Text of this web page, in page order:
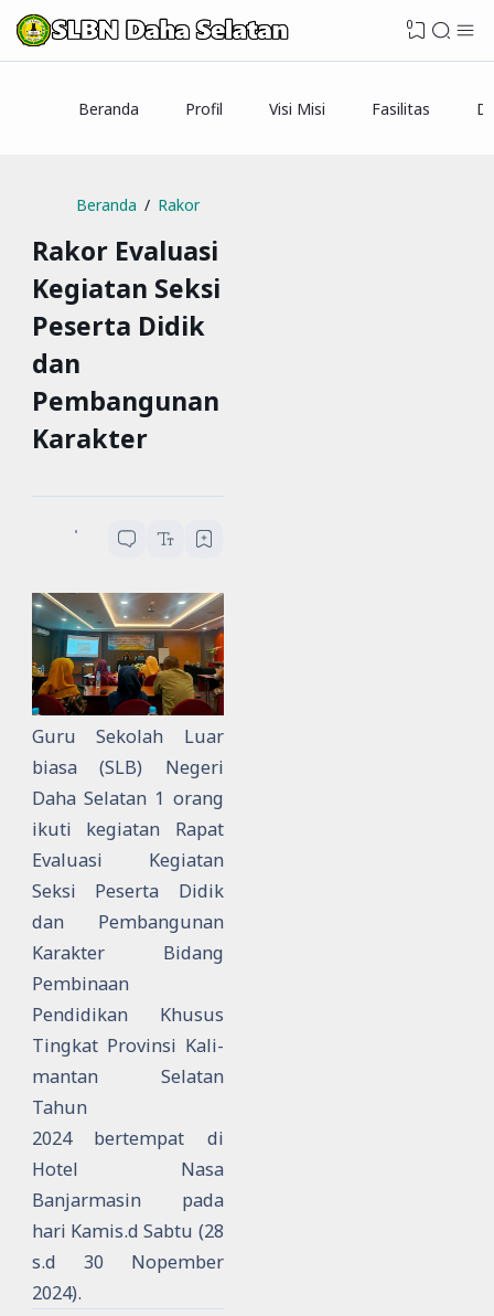
0
Beranda Profil Visi Misi Fasilitas
Beranda Rakor
Rakor Evaluasi
Kegiatan Seksi
Peserta Didik
dan
Pembangunan
Karakter
SLBN Daha Selatan
menit baca
Guru Sekolah Luar
biasa (SLB) Negeri
Daha Selatan 1 orang
ikuti kegiatan Rapat
Evaluasi Kegiatan
Seksi Peserta Didik
dan Pembangunan
Karakter Bidang
Pembinaan
Pendidikan Khusus
Tingkat Provinsi Kali-
mantan Selatan
Tahun
2024 bertempat di
Hotel Nasa
Banjarmasin pada
hari Kamis.d Sabtu (28
s.d 30 Nopember
2024).